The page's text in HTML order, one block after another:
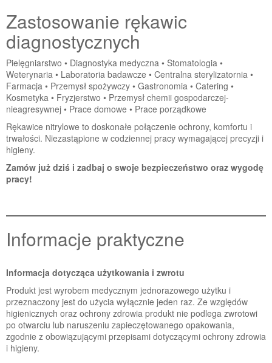
Zastosowanie rękawic
diagnostycznych
Pielęgniarstwo • Diagnostyka medyczna • Stomatologia •
Weterynaria • Laboratoria badawcze • Centralna sterylizatornia •
Farmacja • Przemysł spożywczy • Gastronomia • Catering •
Kosmetyka • Fryzjerstwo • Przemysł chemii gospodarczej-
nieagresywnej • Prace domowe • Prace porządkowe
Rękawice nitrylowe to doskonałe połączenie ochrony, komfortu i
trwałości. Niezastąpione w codziennej pracy wymagającej precyzji i
higieny.
Zamów już dziś i zadbaj o swoje bezpieczeństwo oraz wygodę
pracy!
Informacje praktyczne
Informacja dotycząca użytkowania i zwrotu
Produkt jest wyrobem medycznym jednorazowego użytku i
przeznaczony jest do użycia wyłącznie jeden raz. Ze względów
higienicznych oraz ochrony zdrowia produkt nie podlega zwrotowi
po otwarciu lub naruszeniu zapieczętowanego opakowania,
zgodnie z obowiązującymi przepisami dotyczącymi ochrony zdrowia
i higieny.